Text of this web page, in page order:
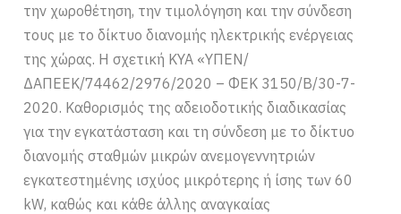
την χωροθέτηση, την τιμολόγηση και την σύνδεση
τους με το δίκτυο διανομής ηλεκτρικής ενέργειας
της χώρας. Η σχετική ΚΥΑ «ΥΠΕΝ/
ΔΑΠΕΕΚ/74462/2976/2020 – ΦΕΚ 3150/Β/30-7-
2020. Καθορισμός της αδειοδοτικής διαδικασίας
για την εγκατάσταση και τη σύνδεση με το δίκτυο
διανομής σταθμών μικρών ανεμογεννητριών
εγκατεστημένης ισχύος μικρότερης ή ίσης των 60
kW, καθώς και κάθε άλλης αναγκαίας